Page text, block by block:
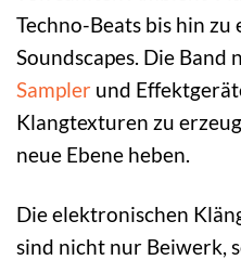
Techno-Beats bis hin
Soundscapes. Die Band
Sampler und
Klangtexturen zu
neue Ebene heben.
Die elektronischen
sind nicht nur Beiwerk,